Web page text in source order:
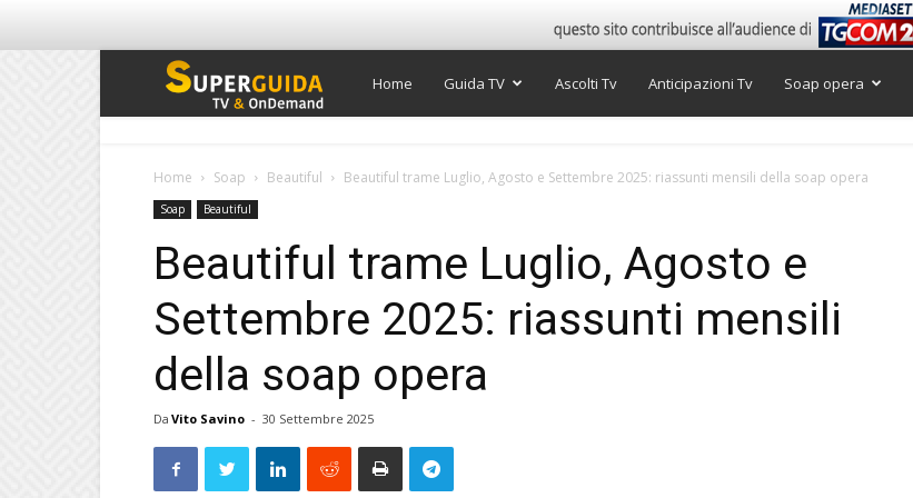
Super
Home Guida TV Ascolti Tv Anticipazioni Tv Soap opera
Home Soap Beautiful Beautiful trame Luglio, Agosto e Settembre 2025: riassunti mensili della soap opera
Soap Beautiful
Beautiful trame Luglio, Agosto e
Settembre 2025: riassunti mensili
della soap opera
Da Vito Savino - 30 Settembre 2025